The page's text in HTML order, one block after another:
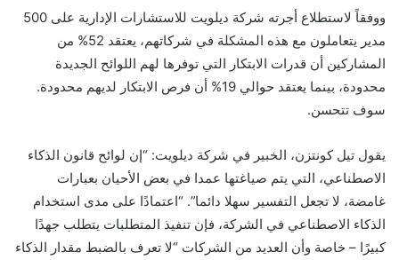
ووفقاً لاستطلاع أجرته شركة ديلويت للاستشارات الإدارية على 500
مدير يتعاملون مع هذه المشكلة في شركاتهم، يعتقد 52% من
المشاركين أن قدرات الابتكار التي توفرها لهم اللوائح الجديدة
محدودة، بينما يعتقد حوالي 19% أن فرص الابتكار لديهم محدودة.
سوف تتحسن.
يقول تيل كونتزن، الخبير في شركة ديلويت: “إن لوائح قانون الذكاء
الاصطناعي، التي يتم صياغتها عمدا في بعض الأحيان بعبارات
غامضة، لا تجعل التفسير سهلا دائما”. “اعتمادًا على مدى استخدام
الذكاء الاصطناعي في الشركة، فإن تنفيذ المتطلبات يتطلب جهدًا
كبيرًا – خاصة وأن العديد من الشركات “لا تعرف بالضبط مقدار الذكاء